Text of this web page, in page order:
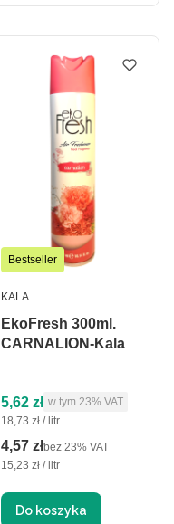
Bestseller
EkoFresh 300ml.
CARNALION-Kala
PRODUCENT
KALA
Cena brutto
5,62 zł w tym %s VAT
w tym 23% VAT
Cena jednostkowa brutto
18,73 zł / litr
Cena netto
4,57 złbez 23% VAT
Cena jednostkowa netto
15,23 zł / litr
Do koszyka